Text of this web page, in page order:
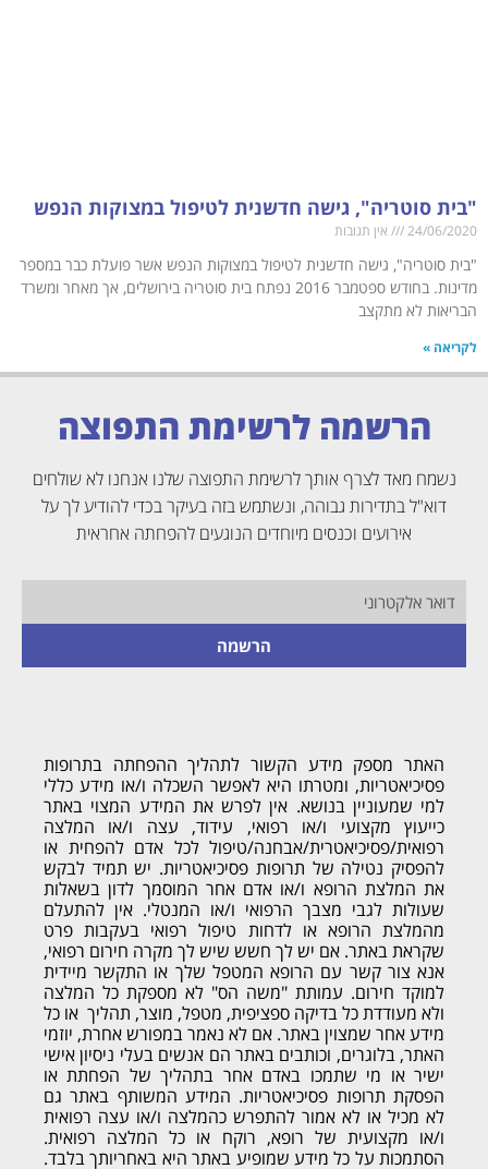
"בית סוטריה", גישה חדשנית לטיפול במצוקות הנפש
24/06/2020 אין תגובות
"בית סוטריה", גישה חדשנית לטיפול במצוקות הנפש אשר פועלת כבר במספר
מדינות. בחודש ספטמבר 2016 נפתח בית סוטריה בירושלים, אך מאחר ומשרד
הבריאות לא מתקצב
לקריאה »
הרשמה לרשימת התפוצה
נשמח מאד לצרף אותך לרשימת התפוצה שלנו אנחנו לא שולחים
דוא"ל בתדירות גבוהה, ונשתמש בזה בעיקר בכדי להודיע לך על
אירועים וכנסים מיוחדים הנוגעים להפחתה אחראית
הרשמה
האתר מספק מידע הקשור לתהליך ההפחתה בתרופות
פסיכיאטריות, ומטרתו היא לאפשר השכלה ו/או מידע כללי
למי שמעוניין בנושא. אין לפרש את המידע המצוי באתר
כייעוץ מקצועי ו/או רפואי, עידוד, עצה ו/או המלצה
רפואית/פסיכיאטרית/אבחנה/טיפול לכל אדם להפחית או
להפסיק נטילה של תרופות פסיכיאטריות. יש תמיד לבקש
את המלצת הרופא ו/או אדם אחר המוסמך לדון בשאלות
שעולות לגבי מצבך הרפואי ו/או המנטלי. אין להתעלם
מהמלצת הרופא או לדחות טיפול רפואי בעקבות פרט
שקראת באתר. אם יש לך חשש שיש לך מקרה חירום רפואי,
אנא צור קשר עם הרופא המטפל שלך או התקשר מיידית
למוקד חירום. עמותת "משה הס" לא מספקת כל המלצה
ולא מעודדת כל בדיקה ספציפית, מטפל, מוצר, תהליך או כל
מידע אחר שמצוין באתר. אם לא נאמר במפורש אחרת, יוזמי
האתר, בלוגרים, וכותבים באתר הם אנשים בעלי ניסיון אישי
ישיר או מי שתמכו באדם אחר בתהליך של הפחתת או
הפסקת תרופות פסיכיאטריות. המידע המשותף באתר גם
לא מכיל או לא אמור להתפרש כהמלצה ו/או עצה רפואית
ו/או מקצועית של רופא, רוקח או כל המלצה רפואית.
הסתמכות על כל מידע שמופיע באתר היא באחריותך בלבד.